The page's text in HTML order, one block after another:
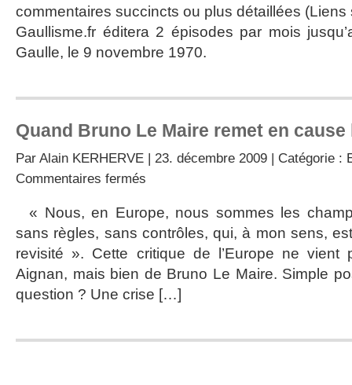
commentaires succincts ou plus détaillées (Liens
Gaullisme.fr éditera 2 épisodes par mois
Gaulle, le 9 novembre 1970.
Quand Bruno Le Maire remet en
Par Alain KERHERVE | 23. décembre 2009 | Catégorie :
Commentaires fermés
Le
Maire
en
cause
mondialisation
« Nous, en Europe, nous sommes les
sans règles, sans contrôles, qui, à mon sens,
revisité ». Cette critique de l’Europe ne vient
Aignan, mais bien de Bruno Le Maire. Simple
question ? Une crise […]